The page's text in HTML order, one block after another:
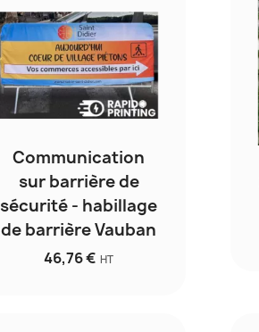
Communication
sur barrière de
sécurité - habillage
de barrière Vauban
46,76 € HT